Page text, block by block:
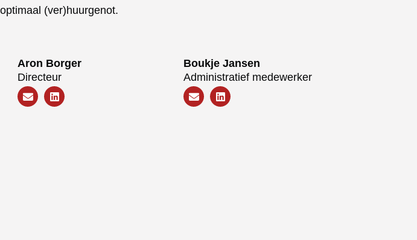
(ver)huurgenot.
Aron Borger
Directeur
Boukje Jansen
Administratief medewerker